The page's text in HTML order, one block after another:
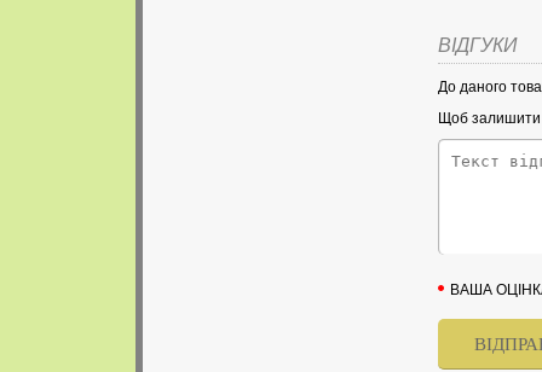
ВІДГУКИ
До даного
Щоб залишити
ВАША